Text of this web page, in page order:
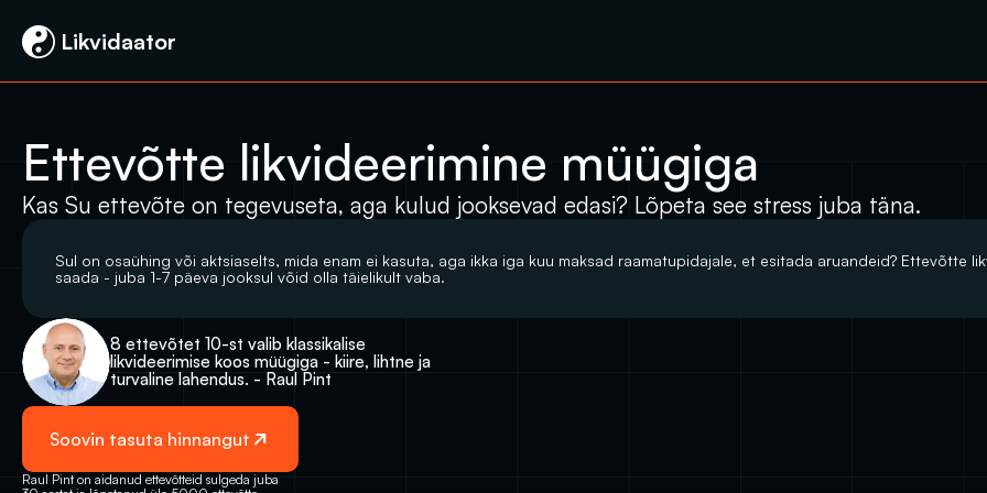
Likvidaator
Ettevõtte likvideerimine müügiga
Kas Su ettevõte on tegevuseta, aga kulud jooksevad edasi? Lõpeta see stress juba täna.
Sul on osaühing või aktsiaselts, mida enam ei kasuta, aga ikka iga kuu maksad raamatupidajale, et esitada aruandeid? Ettevõtte
saada - juba 1-7 päeva jooksul võid olla täielikult vaba.
8 ettevõtet 10-st valib klassikalise
likvideerimise koos müügiga - kiire, lihtne ja
turvaline lahendus. - Raul Pint
Soovin tasuta hinnangut
Raul Pint on aidanud ettevõtteid sulgeda juba